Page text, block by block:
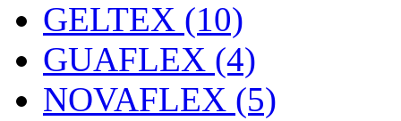
GELTEX (10)
GUAFLEX (4)
NOVAFLEX (5)